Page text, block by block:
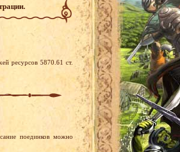
ресурсов 5870.61 ст.
поединков можно